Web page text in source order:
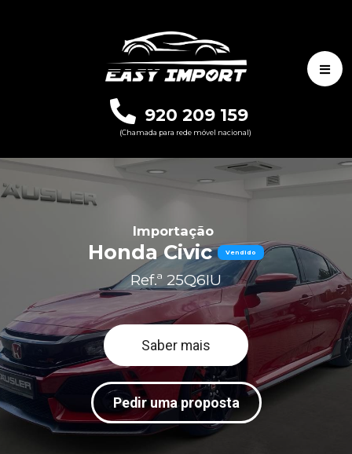
920 209 159
(Chamada para rede móvel nacional)
Importação
Honda Civic Vendido
Ref.ª 25Q6IU
Saber mais
Pedir uma proposta